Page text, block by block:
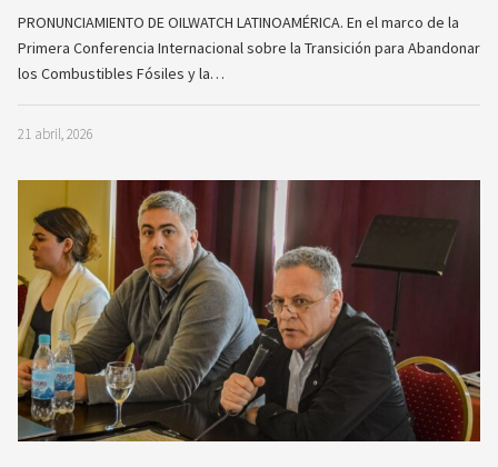
PRONUNCIAMIENTO DE OILWATCH LATINOAMÉRICA. En el marco de la
Primera Conferencia Internacional sobre la Transición para Abandonar
los Combustibles Fósiles y la…
21 abril, 2026